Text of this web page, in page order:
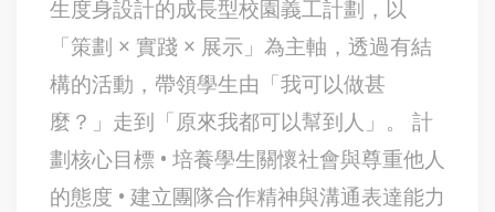
生度身設計的成長型校園義工計劃，以
「策劃 × 實踐 × 展示」為主軸，透過有結
構的活動，帶領學生由「我可以做甚
麼？」走到「原來我都可以幫到人」。 計
劃核心目標 • 培養學生關懷社會與尊重他人
的態度 • 建立團隊合作精神與溝通表達能力